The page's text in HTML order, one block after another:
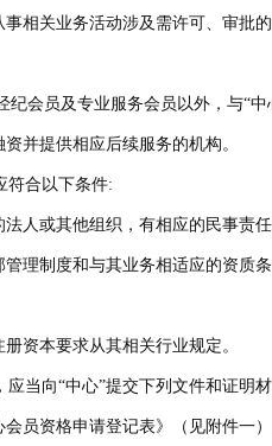
相关业务活动涉及需许可、审批
纪会员及专业服务会员以外，与“
并提供相应后续服务的机构。
符合以下条件:
法人或其他组织，有相应的民事
理制度和与其业务相适应的资质
资本要求从其相关行业规定。
应当向“中心”提交下列文件和证明
会员资格申请登记表》（见附件一